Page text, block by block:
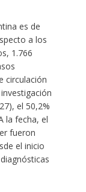
es de
a los
1.766
circulación
el 50,2%
la fecha, el
fueron
el inicio